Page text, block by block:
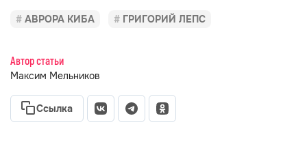
АВРОРА КИБА ГРИГОРИЙ ЛЕПС
Автор статьи
Максим Мельников
Ссылка